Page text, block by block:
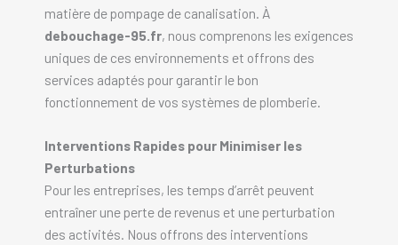
matière de pompage de canalisation. À
debouchage-95.fr, nous comprenons les exigences
uniques de ces environnements et offrons des
services adaptés pour garantir le bon
fonctionnement de vos systèmes de plomberie.
Interventions Rapides pour Minimiser les
Perturbations
Pour les entreprises, les temps d’arrêt peuvent
entraîner une perte de revenus et une perturbation
des activités. Nous offrons des interventions